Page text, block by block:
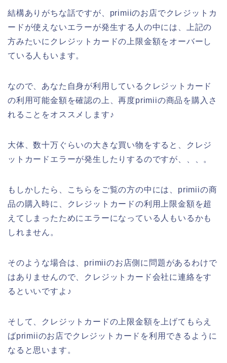
結構ありがちな話ですが、primiiのお店でクレジットカ
ードが使えないエラーが発生する人の中には、上記の
方みたいにクレジットカードの上限金額をオーバーし
ている人もいます。
なので、あなた自身が利用しているクレジットカード
の利用可能金額を確認の上、再度primiiの商品を購入さ
れることをオススメします♪
大体、数十万ぐらいの大きな買い物をすると、クレジ
ットカードエラーが発生したりするのですが、、、。
もしかしたら、こちらをご覧の方の中には、primiiの商
品の購入時に、クレジットカードの利用上限金額を超
えてしまったためにエラーになっている人もいるかも
しれません。
そのような場合は、primiiのお店側に問題があるわけで
はありませんので、クレジットカード会社に連絡をす
るといいですよ♪
そして、クレジットカードの上限金額を上げてもらえ
ばprimiiのお店でクレジットカードを利用できるように
なると思います。